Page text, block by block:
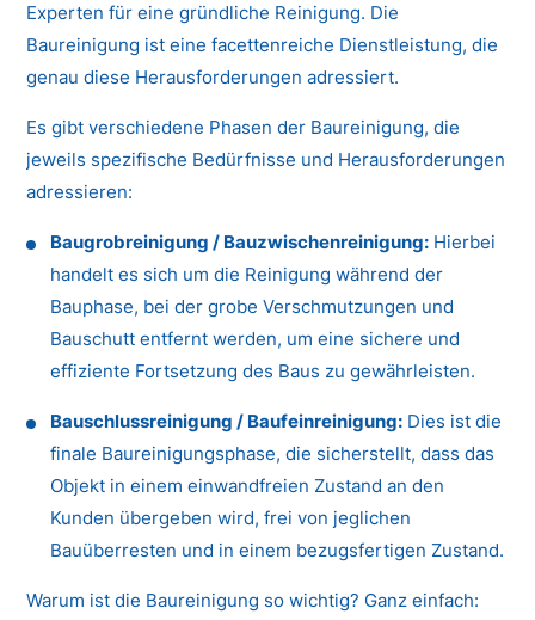
Experten für eine gründliche Reinigung. Die
Baureinigung ist eine facettenreiche Dienstleistung, die
genau diese Herausforderungen adressiert.
Es gibt verschiedene Phasen der Baureinigung, die
jeweils spezifische Bedürfnisse und Herausforderungen
adressieren:
Baugrobreinigung / Bauzwischenreinigung: Hierbei
handelt es sich um die Reinigung während der
Bauphase, bei der grobe Verschmutzungen und
Bauschutt entfernt werden, um eine sichere und
effiziente Fortsetzung des Baus zu gewährleisten.
Bauschlussreinigung / Baufeinreinigung: Dies ist die
finale Baureinigungsphase, die sicherstellt, dass das
Objekt in einem einwandfreien Zustand an den
Kunden übergeben wird, frei von jeglichen
Bauüberresten und in einem bezugsfertigen Zustand.
Warum ist die Baureinigung so wichtig? Ganz einfach: